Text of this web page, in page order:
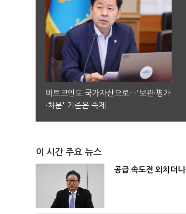
비트코인도 국가자산으로…'보관·평가
·처분' 기준은 숙제
이 시간 주요 뉴스
공급 속도전 외치더